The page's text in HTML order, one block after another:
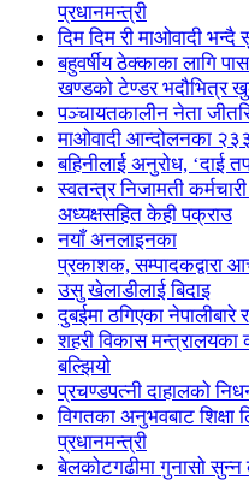
प्रधानमन्त्री
दिम दिम री माओवादी
बहुवर्षीय ठेक्काका लागि
खण्डको टेण्डर भदौभित्र
पञ्चायतकालीन नेता
माओवादी आन्दोलनका
बहिनीलाई अनुरोध, ‘दाई
स्वतन्त्र निजामती
अध्यक्षसहित केही पक्राउ
नयाँ अनलाइनका
प्रकाशक, सम्पादकद्वारा
उसु खेलाडीलाई बिदाइ
दुबईमा ठगिएका नेपालीबारे
शहरी विकास मन्त्रालयका
बल्झियो
प्रचण्डपत्नी दाहालको
विगतका अनुभवबाट शिक्षा
प्रधानमन्त्री
बेलकोटगढीमा गुनासो